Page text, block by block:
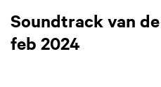
Soundtrack van
feb 2024